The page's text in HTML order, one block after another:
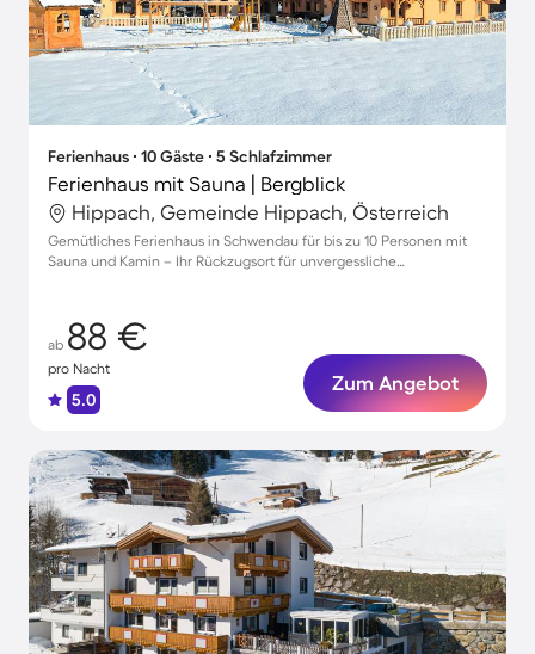
Ferienhaus ∙ 10 Gäste ∙ 5 Schlafzimmer
Ferienhaus mit Sauna | Bergblick
Hippach, Gemeinde Hippach, Österreich
Gemütliches Ferienhaus in Schwendau für bis zu 10 Personen mit
Sauna und Kamin – Ihr Rückzugsort für unvergessliche
ab 88 €
pro Nacht
5.0
Zum Angebot